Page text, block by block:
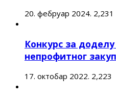
20. фебруар 2024. 2,231
Конкурс за
непрофитног
17. октобар 2022. 2,223